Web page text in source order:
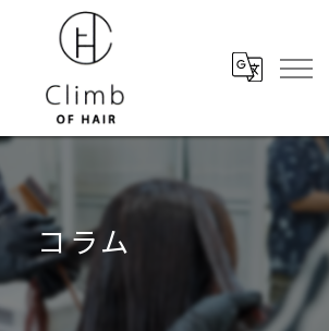
コラム